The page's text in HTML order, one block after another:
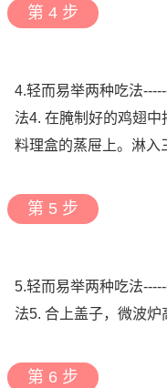
第 4 步
4.轻而易举两种吃法
法4. 在腌制好的鸡翅
料理盒的蒸屉上。淋入
第 5 步
5.轻而易举两种吃法
法5. 合上盖子，微波炉
第 6 步